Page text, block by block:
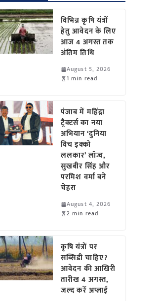
विभिन्न कृषि यंत्रों
हेतु आवेदन के लिए
आज 4 अगस्त तक
अंतिम तिथि
August 5, 2026
1 min read
पंजाब में महिंद्रा
ट्रैक्टर्स का नया
अभियान ‘दुनिया
विच इक्को
ललकार’ लॉन्च,
सुखबीर सिंह और
परमिश वर्मा बने
चेहरा
August 4, 2026
2 min read
कृषि यंत्रों पर
सब्सिडी चाहिए?
आवेदन की आखिरी
तारीख 4 अगस्त,
जल्द करें अप्लाई